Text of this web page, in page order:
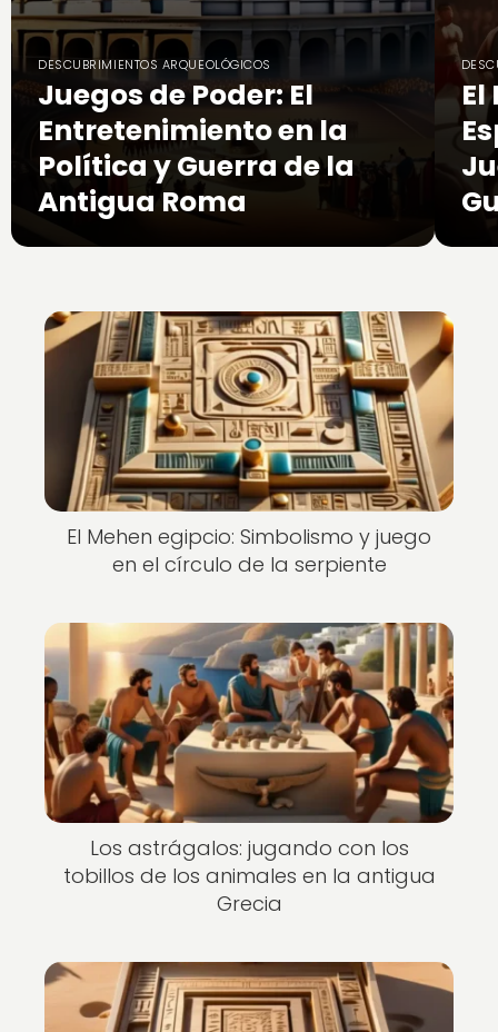
DESCUBRIMIENTOS ARQUEOLÓGICOS
Juegos de Poder: El
Entretenimiento en la
Política y Guerra de la
Antigua Roma
El Mehen egipcio: Simbolismo y juego
en el círculo de la serpiente
Los astrágalos: jugando con los
tobillos de los animales en la antigua
Grecia